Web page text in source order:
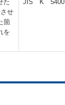
た
せ
箇
を
JIS K 5400